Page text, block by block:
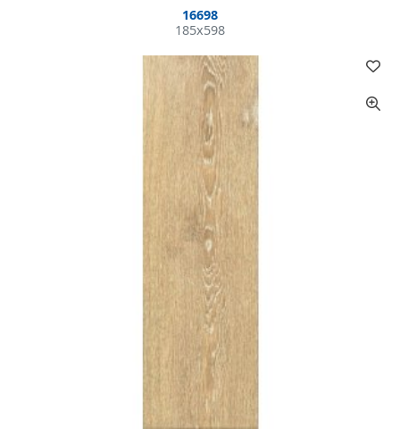
16698
185x598